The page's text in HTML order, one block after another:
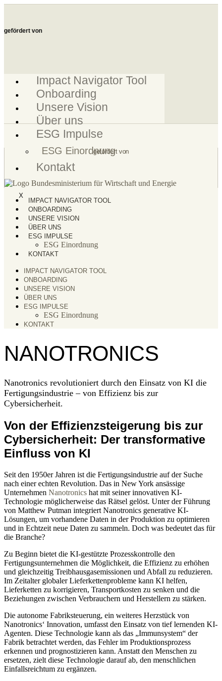
gefördert von
Impact Navigator Tool
Onboarding
Unsere Vision
Über uns
ESG Impulse
ESG Einordnung
Kontakt
X
gefördert von
IMPACT NAVIGATOR TOOL
ONBOARDING
UNSERE VISION
ÜBER UNS
ESG IMPULSE
ESG Einordnung
KONTAKT
IMPACT NAVIGATOR TOOL
ONBOARDING
UNSERE VISION
ÜBER UNS
ESG IMPULSE
ESG Einordnung
KONTAKT
NANOTRONICS
Nanotronics revolutioniert durch den Einsatz von KI die
Fertigungsindustrie – von Effizienz bis zur
Cybersicherheit.
Von der Effizienzsteigerung bis zur
Cybersicherheit: Der transformative
Einfluss von KI
Seit den 1950er Jahren ist die Fertigungsindustrie auf der Suche
nach einer echten Revolution. Das in New York ansässige
Unternehmen Nanotronics hat mit seiner innovativen KI-
Technologie möglicherweise das Rätsel gelöst. Unter der Führung
von Matthew Putman integriert Nanotronics generative KI-
Lösungen, um vorhandene Daten in der Produktion zu optimieren
und in Echtzeit neue Daten zu sammeln. Doch was bedeutet das für
die Branche?
Zu Beginn bietet die KI-gestützte Prozesskontrolle den
Fertigungsunternehmen die Möglichkeit, die Effizienz zu erhöhen
und gleichzeitig Treibhausgasemissionen und Abfall zu reduzieren.
Im Zeitalter globaler Lieferkettenprobleme kann KI helfen,
Lieferketten zu korrigieren, Transportkosten zu senken und die
Beziehungen zwischen Verbrauchern und Herstellern zu stärken.
Die autonome Fabriksteuerung, ein weiteres Herzstück von
Nanotronics‘ Innovation, umfasst den Einsatz von tief lernenden KI-
Agenten. Diese Technologie kann als das „Immunsystem“ der
Fabrik betrachtet werden, das Fehler im Produktionsprozess
erkennen und prognostizieren kann. Anstatt den Menschen zu
ersetzen, zielt diese Technologie darauf ab, den menschlichen
Einfallsreichtum zu ergänzen.